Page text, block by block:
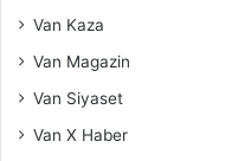
Van Kaza
Van Magazin
Van Siyaset
Van X Haber